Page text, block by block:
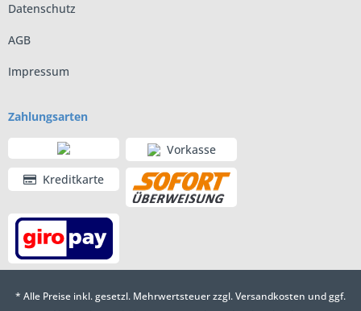
Datenschutz
AGB
Impressum
Zahlungsarten
Vorkasse
Kreditkarte
* Alle Preise inkl. gesetzl. Mehrwertsteuer zzgl.Versandkosten und ggf.